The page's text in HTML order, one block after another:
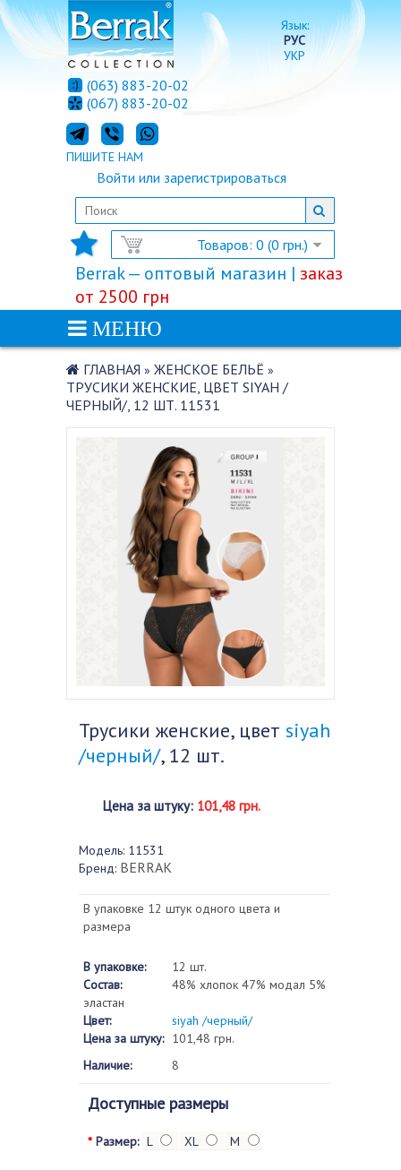
Язык:
РУС
УКР
Товаров: 0 (0 грн.)
Войти или зарегистрироваться
(063) 883-20-02
(067) 883-20-02
ПИШИТЕ НАМ
Berrak — оптовый магазин | заказ
от 2500 грн
МЕНЮ
ГЛАВНАЯ » ЖЕНСКОЕ БЕЛЬЁ »
ТРУСИКИ ЖЕНСКИЕ, ЦВЕТ SIYAH /
ЧЕРНЫЙ/, 12 ШТ. 11531
Трусики женские, цвет siyah
/черный/, 12 шт.
Цена за штуку: 101,48 грн.
Модель: 11531
Бренд: BERRAK
В упаковке 12 штук одного цвета и
размера
В упаковке:
12 шт.
Состав:
48% хлопок 47% модал 5%
эластан
Цвет:
siyah /черный/
Цена за штуку: 101,48 грн.
Наличие:
8
Доступные размеры
* Размер: L XL M